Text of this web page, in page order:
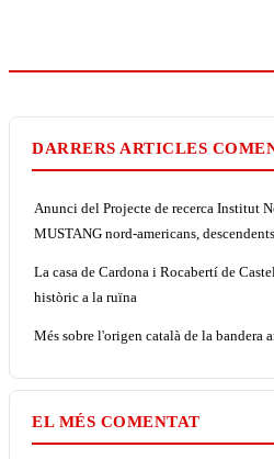
DARRERS ARTICLES
Anunci del Projecte de recerca Institut
MUSTANG nord-americans,
La casa de Cardona i Rocabertí de
històric a la ruïna
Més sobre l'origen català de la bandera
EL MÉS COMENTAT